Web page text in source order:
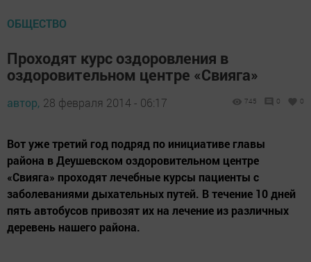
ОБЩЕСТВО
Проходят курс оздоровления в
оздоровительном центре «Свияга»
автор, 28 февраля 2014 - 06:17 745 0 0
Вот уже третий год подряд по инициативе главы
района в Деушевском оздоровительном центре
«Свияга» проходят лечебные курсы пациенты с
заболеваниями дыхательных путей. В течение 10 дней
пять автобусов привозят их на лечение из различных
деревень нашего района.